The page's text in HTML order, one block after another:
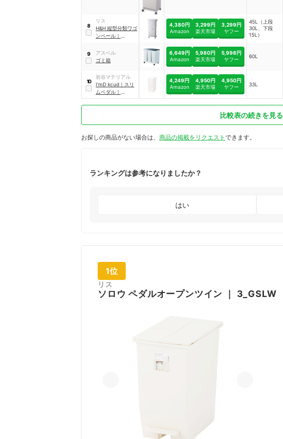
8
リス
H&H 縦型分類ワゴ
ンペール ｜
4,380円
Amazon
3,299円
楽天市場
3,299円
ヤフー
45L（上段
30L、下段
15L）
9
アスベル
ゴミ箱
6,649円
Amazon
5,980円
楽天市場
5,998円
ヤフー
60L
10
岩谷マテリアル
I'mD kcud ｜ スリ
ムペダル ｜
KUD30BK
4,249円
Amazon
4,950円
楽天市場
4,950円
ヤフー
33L
比較表の続きを見る
お探しの商品がない場合は、 商品の掲載をリクエスト できます。
ランキングは参考になりましたか？
はい
1位
リス
ソロウ ペダルオープンツイン 3_GSLW